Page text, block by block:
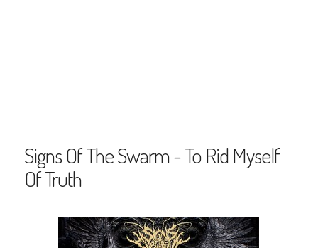
Signs Of The Swarm - To Rid Myself
Of Truth